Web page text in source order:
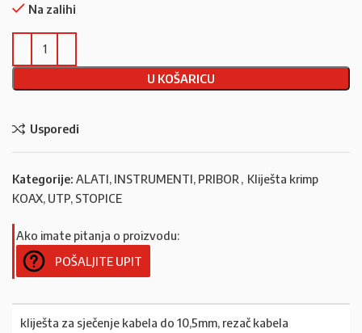
Na zalihi
U KOŠARICU
Usporedi
Kategorije: ALATI, INSTRUMENTI, PRIBOR , Kliješta krimp
KOAX, UTP, STOPICE
Ako imate pitanja o proizvodu:
POŠALJITE UPIT
kliješta za sječenje kabela do 10,5mm, rezač kabela